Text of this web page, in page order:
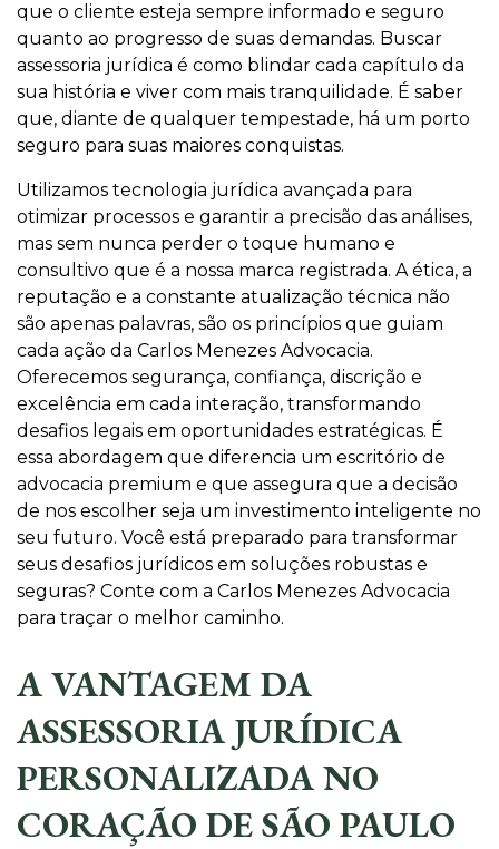
que o cliente esteja sempre informado e seguro
quanto ao progresso de suas demandas. Buscar
assessoria jurídica é como blindar cada capítulo da
sua história e viver com mais tranquilidade. É saber
que, diante de qualquer tempestade, há um porto
seguro para suas maiores conquistas.
Utilizamos tecnologia jurídica avançada para
otimizar processos e garantir a precisão das análises,
mas sem nunca perder o toque humano e
consultivo que é a nossa marca registrada. A ética, a
reputação e a constante atualização técnica não
são apenas palavras, são os princípios que guiam
cada ação da Carlos Menezes Advocacia.
Oferecemos segurança, confiança, discrição e
excelência em cada interação, transformando
desafios legais em oportunidades estratégicas. É
essa abordagem que diferencia um escritório de
advocacia premium e que assegura que a decisão
de nos escolher seja um investimento inteligente no
seu futuro. Você está preparado para transformar
seus desafios jurídicos em soluções robustas e
seguras? Conte com a Carlos Menezes Advocacia
para traçar o melhor caminho.
A VANTAGEM DA
ASSESSORIA JURÍDICA
PERSONALIZADA NO
CORAÇÃO DE SÃO PAULO